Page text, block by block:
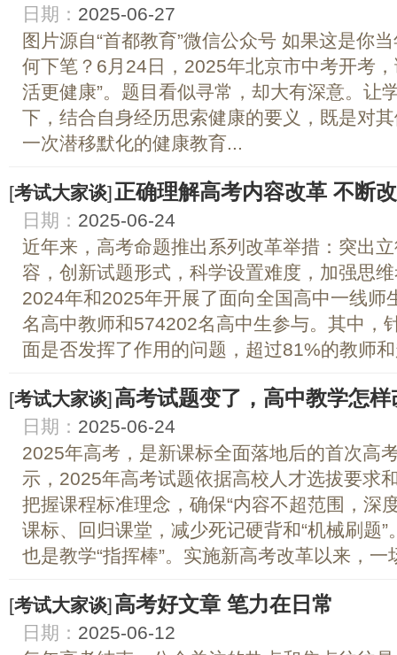
日期： 2025-06-27
图片源自“首都教育”微信公众号 如果这是你
何下笔？6月24日，2025年北京市中考开考
活更健康”。题目看似寻常，却大有深意。让
下，结合自身经历思索健康的要义，既是对
一次潜移默化的健康教育...
[考试大家谈]正确理解高考内容改革 不断
日期： 2025-06-24
近年来，高考命题推出系列改革举措：突出
容，创新试题形式，科学设置难度，加强思
2024年和2025年开展了面向全国高中一线师
名高中教师和574202名高中生参与。其中，
面是否发挥了作用的问题，超过81%的教师
[考试大家谈]高考试题变了，高中教学怎样
日期： 2025-06-24
2025年高考，是新课标全面落地后的首次高
示，2025年高考试题依据高校人才选拔要求
把握课程标准理念，确保“内容不超范围，深
课标、回归课堂，减少死记硬背和“机械刷题”
也是教学“指挥棒”。实施新高考改革以来，一
[考试大家谈]高考好文章 笔力在日常
日期： 2025-06-12